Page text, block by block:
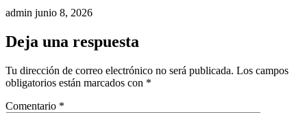
admin junio 8, 2026
Deja una respuesta
Tu dirección de correo electrónico no será publicada. Los campos
obligatorios están marcados con *
Comentario *